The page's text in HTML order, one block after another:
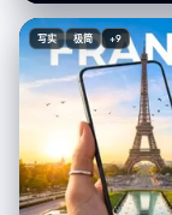
bedroom/dream world", "weather": "indoor
underwater", "time_of_day": "night/sleep time", "atmosphere":
"dreamy, quiet,
"background": { "color": "teal/aquamarine / cool blue sheets",
"effect": "wrinkled
doodles" }, "lighting": { "type": "soft ambient moonlight / cool
overhead fill", "position": "overhead diffused", "direction": "soft top-
down", "intensity": "moderate, creating soft dimensional shadows on
the bedsheets", "tone": "cool blue/cyanotic/nocturnal", "mood":
Clean & Non-
Season Identity):**
place a large,
graphic element. * Zone 1: "**{Calligraphy_Winter}**" * Zone 2: "**
{Calligraphy_Spring}**" * Zone 3:
4:
Narrative):** At
(small, elegant
here. Just the sentence. * Zone 1 Bottom:
2 Bottom:
写实 极简 +9